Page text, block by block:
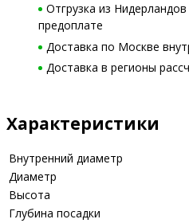
Отгрузка из
предоплате
Доставка по Москве
Доставка в регионы
Характеристики
Внутренний диаметр
Диаметр
Высота
Глубина посадки